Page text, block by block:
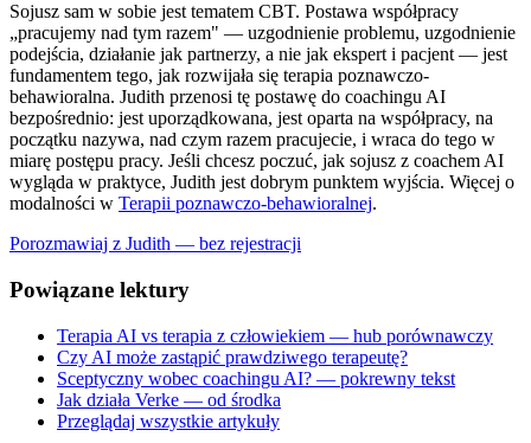
Sojusz sam w sobie jest tematem CBT. Postawa współpracy
„pracujemy nad tym razem" — uzgodnienie problemu, uzgodnienie
podejścia, działanie jak partnerzy, a nie jak ekspert i pacjent — jest
fundamentem tego, jak rozwijała się terapia poznawczo-
behawioralna. Judith przenosi tę postawę do coachingu AI
bezpośrednio: jest uporządkowana, jest oparta na współpracy, na
początku nazywa, nad czym razem pracujecie, i wraca do tego w
miarę postępu pracy. Jeśli chcesz poczuć, jak sojusz z coachem AI
wygląda w praktyce, Judith jest dobrym punktem wyjścia. Więcej o
modalności w Terapii poznawczo-behawioralnej.
Porozmawiaj z Judith — bez rejestracji
Powiązane lektury
Terapia AI vs terapia z człowiekiem — hub porównawczy
Czy AI może zastąpić prawdziwego terapeutę?
Sceptyczny wobec coachingu AI? — pokrewny tekst
Jak działa Verke — od środka
Przeglądaj wszystkie artykuły